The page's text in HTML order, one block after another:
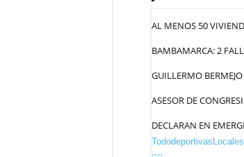
AL MENOS 50
BAMBAMARCA: 2
GUILLERMO
ASESOR DE
DECLARAN EN
Tododeportivas Locales